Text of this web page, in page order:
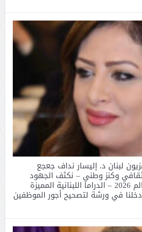
لبنان د. إليسار نداف جعجع
ثقافي وكنز وطني – نكثف الجهود
لنقل مباريات كأس العالم 2026 – الدراما اللبنانية المميزة
في ورشة لتصحيح أجور الموظفين